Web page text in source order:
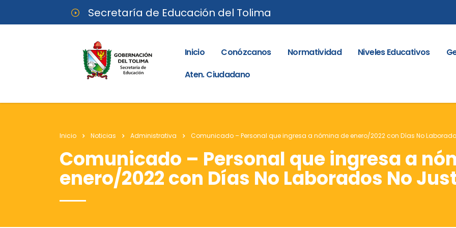
Secretaría de Educación del Tolima
Inicio Conózcanos Normatividad Niveles Educativos
Aten. Ciudadano
Inicio Noticias Administrativa Comunicado – Personal que ingresa a nómina de enero/2022 con Días No
Comunicado – Personal que ingresa a
enero/2022 con Días No Laborados No